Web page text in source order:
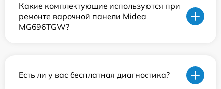
Какие комплектующие используются при
ремонте варочной панели Midea
MG696TGW?
Есть ли у вас бесплатная диагностика?